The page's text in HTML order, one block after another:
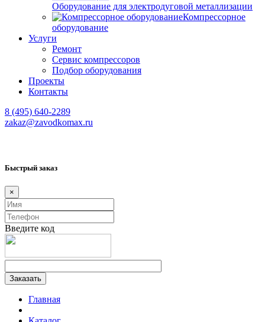
Оборудование для электродуговой металлизации
Компрессорное
оборудование
Услуги
Ремонт
Сервис компрессоров
Подбор оборудования
Проекты
Контакты
8 (495) 640-2289
zakaz@zavodkomax.ru
Быстрый заказ
×
Введите код
Главная